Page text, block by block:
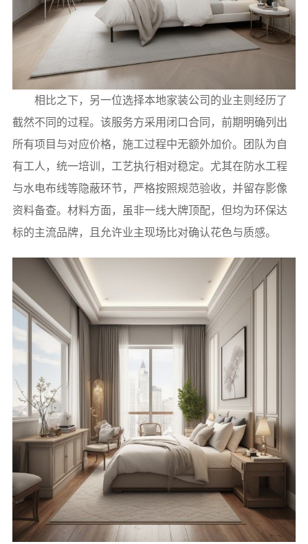
相比之下，另一位选择本地家装公司的业主则经历了
截然不同的过程。该服务方采用闭口合同，前期明确列出
所有项目与对应价格，施工过程中无额外加价。团队为自
有工人，统一培训，工艺执行相对稳定。尤其在防水工程
与水电布线等隐蔽环节，严格按照规范验收，并留存影像
资料备查。材料方面，虽非一线大牌顶配，但均为环保达
标的主流品牌，且允许业主现场比对确认花色与质感。